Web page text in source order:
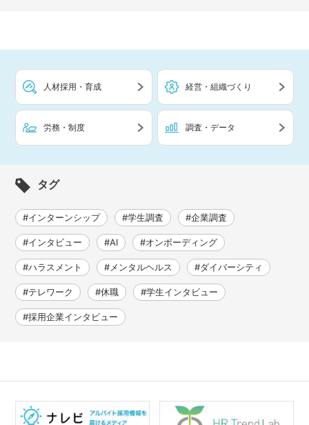
人材採用・育成 経営・組織づくり
労務・制度 調査・データ
タグ
#インターンシップ #学生調査 #企業調査
#インタビュー #AI #オンボーディング
#ハラスメント #メンタルヘルス #ダイバーシティ
#テレワーク #休職 #学生インタビュー
#採用企業インタビュー